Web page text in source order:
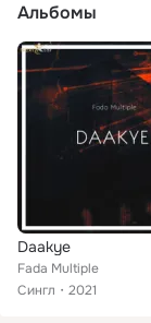
Альбомы
Daakye
Fada Multiple
Сингл
2021